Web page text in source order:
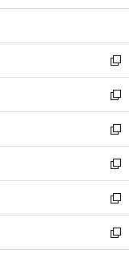
開
ウ
開
く
ン
ウ
で
開
く
ウ
ン
ド
ウ
で
開
く
新
し
い
ウ
ィ
ン
ド
ウ
で
開
く
新
し
い
ウ
ィ
ン
ド
ウ
で
開
新
し
い
ウ
ィ
ン
ド
ウ
新
し
い
ウ
ィ
ン
新
し
い
ウ
新
し